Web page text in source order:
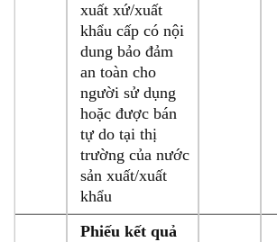
xuất xứ/xuất
khẩu cấp có nội
dung bảo đảm
an toàn cho
người sử dụng
hoặc được bán
tự do tại thị
trường của nước
sản xuất/xuất
khẩu
Phiếu kết quả